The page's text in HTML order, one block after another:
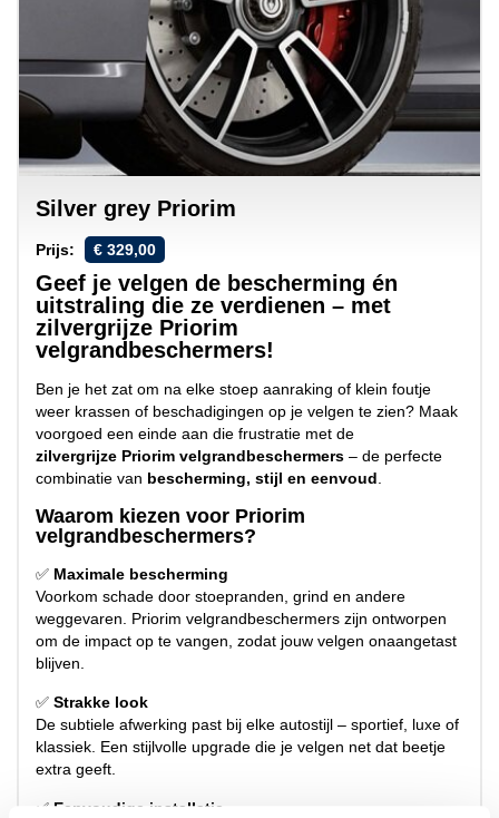
Silver grey Priorim
Prijs: € 329,00
Geef je velgen de bescherming én
uitstraling die ze verdienen – met
zilvergrijze Priorim
velgrandbeschermers!
Ben je het zat om na elke stoep aanraking of klein foutje
weer krassen of beschadigingen op je velgen te zien? Maak
voorgoed een einde aan die frustratie met de
zilvergrijze Priorim velgrandbeschermers – de perfecte
combinatie van bescherming, stijl en eenvoud
Waarom kiezen voor Priorim
velgrandbeschermers?
✅ Maximale bescherming
Voorkom schade door stoepranden, grind en andere
weggevaren. Priorim velgrandbeschermers zijn ontworpen
om de impact op te vangen, zodat jouw velgen onaangetast
blijven.
✅ Strakke look
De subtiele afwerking past bij elke autostijl – sportief, luxe of
klassiek. Een stijlvolle upgrade die je velgen net dat beetje
extra geeft.
✅ Eenvoudige installatie